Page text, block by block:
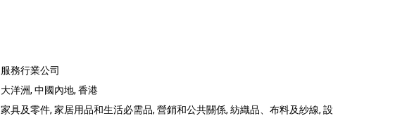
服務行業公司
大洋洲, 中國內地, 香港
家具及零件, 家居用品和生活必需品, 營銷和公共關係, 紡織品、布料及紗線, 設